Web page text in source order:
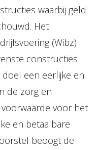
waarbij geld
Het
(Wibz)
constructies
doel een eerlijke en
de zorg en
voor het
en betaalbare
beoogt de